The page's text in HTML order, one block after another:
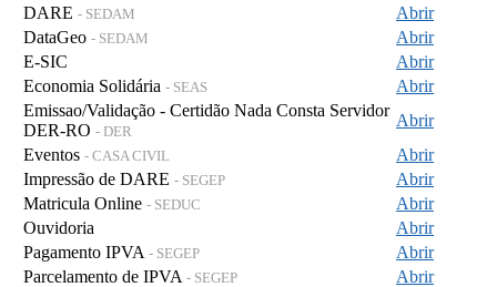
DARE - SEDAM
Abrir
DataGeo - SEDAM
Abrir
E-SIC
Abrir
Economia Solidária - SEAS
Abrir
Emissao/Validação - Certidão Nada Consta Servidor
DER-RO - DER
Abrir
Eventos - CASA CIVIL
Abrir
Impressão de DARE - SEGEP
Abrir
Matricula Online - SEDUC
Abrir
Ouvidoria
Abrir
Pagamento IPVA - SEGEP
Abrir
Parcelamento de IPVA - SEGEP
Abrir